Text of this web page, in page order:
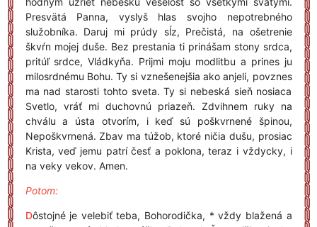
Presvätá Panna, vyslyš hlas svojho nepotrebného
služobníka. Daruj mi prúdy sĺz, Prečistá, na ošetrenie
škvŕn mojej duše. Bez prestania ti prinášam stony srdca,
pritúľ srdce, Vládkyňa. Prijmi moju modlitbu a prines ju
milosrdnému Bohu. Ty si vznešenejšia ako anjeli, povznes
ma nad starosti tohto sveta. Ty si nebeská sieň nosiaca
Svetlo, vráť mi duchovnú priazeň. Zdvihnem ruky na
chválu a ústa otvorím, i keď sú poškvrnené špinou,
Nepoškvrnená. Zbav ma túžob, ktoré ničia dušu, prosiac
Krista, veď jemu patrí česť a poklona, teraz i vždycky, i
na veky vekov. Amen.
Potom:
Dôstojné je velebiť teba, Bohorodička, * vždy blažená a